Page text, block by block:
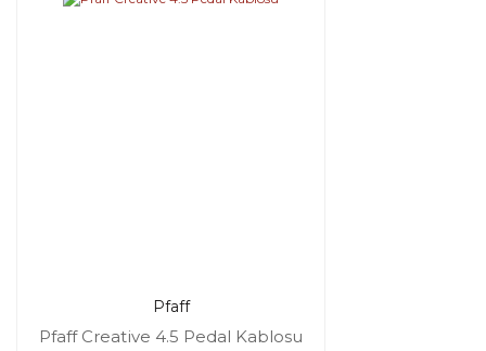
Pfaff
Pfaff Creative 4.5 Pedal Kablosu